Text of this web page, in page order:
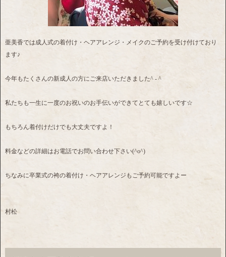
亜美香では成人式の着付け・ヘアアレンジ・メイクのご予約を受け付けており
ます♪
今年もたくさんの新成人の方にご来店いただきました^ - ^
私たちも一生に一度のお祝いのお手伝いができてとても嬉しいです☆
もちろん着付けだけでも大丈夫ですよ！
料金などの詳細はお電話でお問い合わせ下さい(^o^)
ちなみに卒業式の袴の着付け・ヘアアレンジもご予約可能ですよー
村松